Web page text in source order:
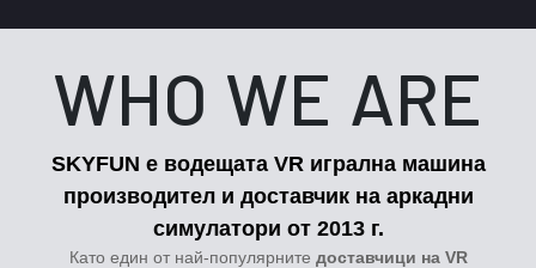
WHO WE ARE
SKYFUN е водещата VR игрална машина
производител и доставчик на аркадни
симулатори от 2013 г.
Като един от най-популярните доставчици на VR